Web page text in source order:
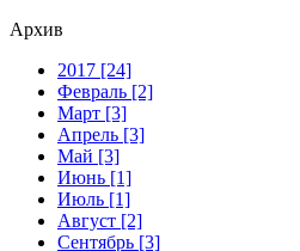
Архив
2017 [24]
Февраль [2]
Март [3]
Апрель [3]
Май [3]
Июнь [1]
Июль [1]
Август [2]
Сентябрь [3]